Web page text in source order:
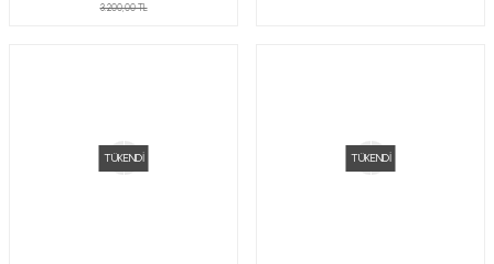
3.200,00 TL
TÜKENDİ TÜKENDİ